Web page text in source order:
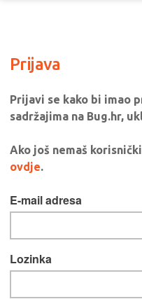
Prijava
Prijavi se kako bi imao
sadržajima na Bug.hr,
Ako još nemaš
ovdje.
E-mail adresa
Lozinka